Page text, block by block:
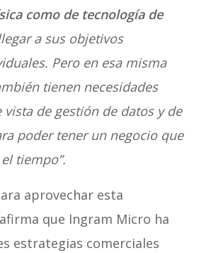
como de tecnología de
a sus objetivos
Pero en esa misma
tienen necesidades
de gestión de datos y de
poder tener un negocio que
tiempo”.
aprovechar esta
que Ingram Micro ha
estrategias comerciales